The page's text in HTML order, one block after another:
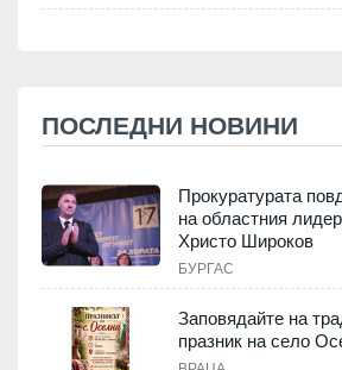
ПОСЛЕДНИ НОВИНИ
Прокуратурата
на областния
Христо Широков
БУРГАС
Заповядайте на
празник на село